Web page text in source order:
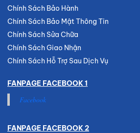
Chính Sách Bảo Hành
Chính Sách Bảo Mật Thông Tin
Chính Sách Sửa Chữa
Chính Sách Giao Nhận
Chính Sách Hỗ Trợ Sau Dịch Vụ
FANPAGE FACEBOOK 1
Facebook
FANPAGE FACEBOOK 2